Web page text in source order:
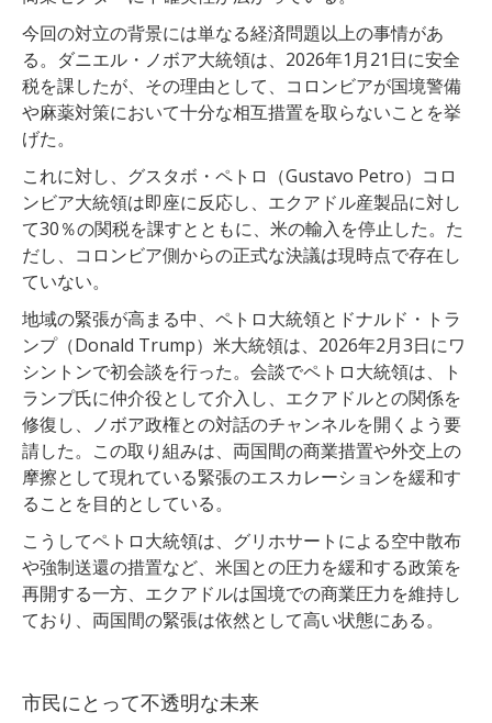
今回の対立の背景には単なる経済問題以上の事情があ
る。ダニエル・ノボア大統領は、2026年1月21日に安全
税を課したが、その理由として、コロンビアが国境警備
や麻薬対策において十分な相互措置を取らないことを挙
げた。
これに対し、グスタボ・ペトロ（Gustavo Petro）コロ
ンビア大統領は即座に反応し、エクアドル産製品に対し
て30％の関税を課すとともに、米の輸入を停止した。た
だし、コロンビア側からの正式な決議は現時点で存在し
ていない。
地域の緊張が高まる中、ペトロ大統領とドナルド・トラ
ンプ（Donald Trump）米大統領は、2026年2月3日にワ
シントンで初会談を行った。会談でペトロ大統領は、ト
ランプ氏に仲介役として介入し、エクアドルとの関係を
修復し、ノボア政権との対話のチャンネルを開くよう要
請した。この取り組みは、両国間の商業措置や外交上の
摩擦として現れている緊張のエスカレーションを緩和す
ることを目的としている。
こうしてペトロ大統領は、グリホサートによる空中散布
や強制送還の措置など、米国との圧力を緩和する政策を
再開する一方、エクアドルは国境での商業圧力を維持し
ており、両国間の緊張は依然として高い状態にある。
市民にとって不透明な未来